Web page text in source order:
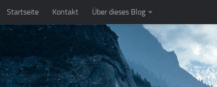
Zum Inhalt springen
Startseite Kontakt Über dieses Blog